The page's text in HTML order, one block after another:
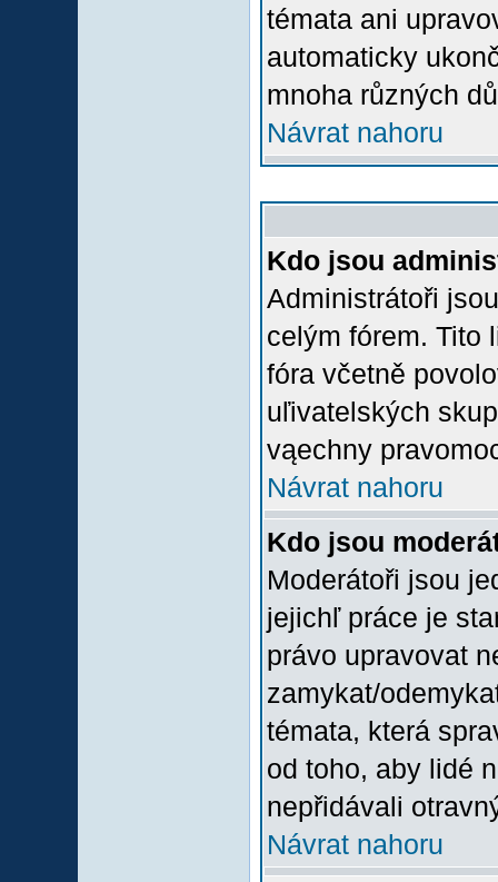
témata ani
automaticky
mnoha různých
Návrat nahoru
Kdo jsou
Administrátoři
celým fórem. Tito
fóra včetně
uľivatelských
vąechny
Návrat nahoru
Kdo jsou
Moderátoři jsou
jejichľ práce je
právo upravovat
zamykat/
témata, která
od toho, aby lidé
nepřidávali
Návrat nahoru